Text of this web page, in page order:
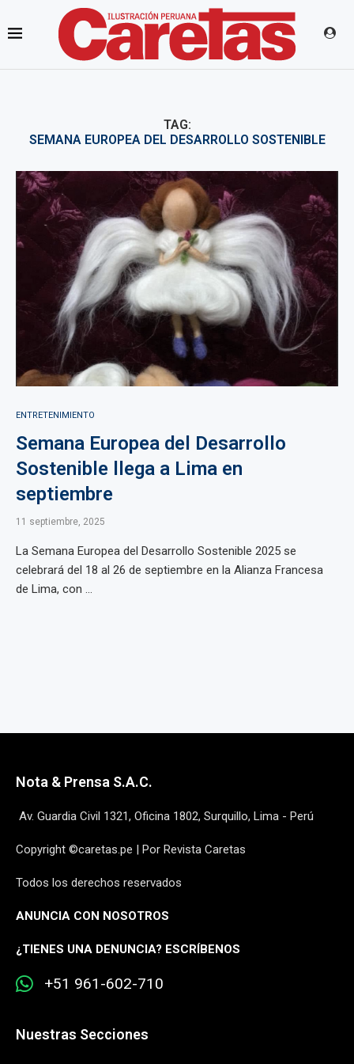
TAG:
SEMANA EUROPEA DEL DESARROLLO SOSTENIBLE
ENTRETENIMIENTO
Semana Europea del Desarrollo
Sostenible llega a Lima en
septiembre
11 septiembre, 2025
La Semana Europea del Desarrollo Sostenible 2025 se
celebrará del 18 al 26 de septiembre en la Alianza Francesa
de Lima, con ...
Nota & Prensa S.A.C.
Av. Guardia Civil 1321, Oficina 1802, Surquillo, Lima - Perú
Copyright ©caretas.pe | Por Revista Caretas
Todos los derechos reservados
ANUNCIA CON NOSOTROS
¿TIENES UNA DENUNCIA? ESCRÍBENOS
+51 961-602-710
Nuestras Secciones